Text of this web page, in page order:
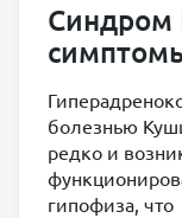
Синдром
болезнью
редко и
гипофиза, что